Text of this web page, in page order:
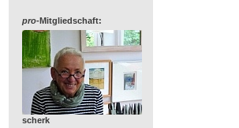
pro-Mitgliedschaft:
scherk